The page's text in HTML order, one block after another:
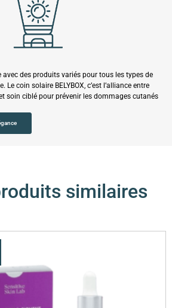
des produits variés pour tous les types de
Le coin solaire BELYBOX, c’est l’alliance entre
soin ciblé pour prévenir les dommages cutanés
similaires